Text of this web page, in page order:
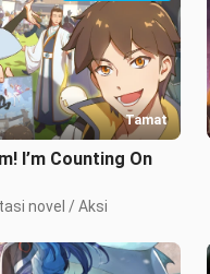
Tamat
I’m Counting On